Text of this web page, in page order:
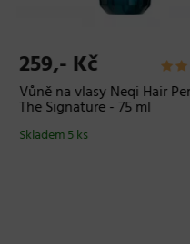
259,- Kč
Vůně na vlasy Neqi Hair
The Signature - 75 ml
Skladem 5 ks